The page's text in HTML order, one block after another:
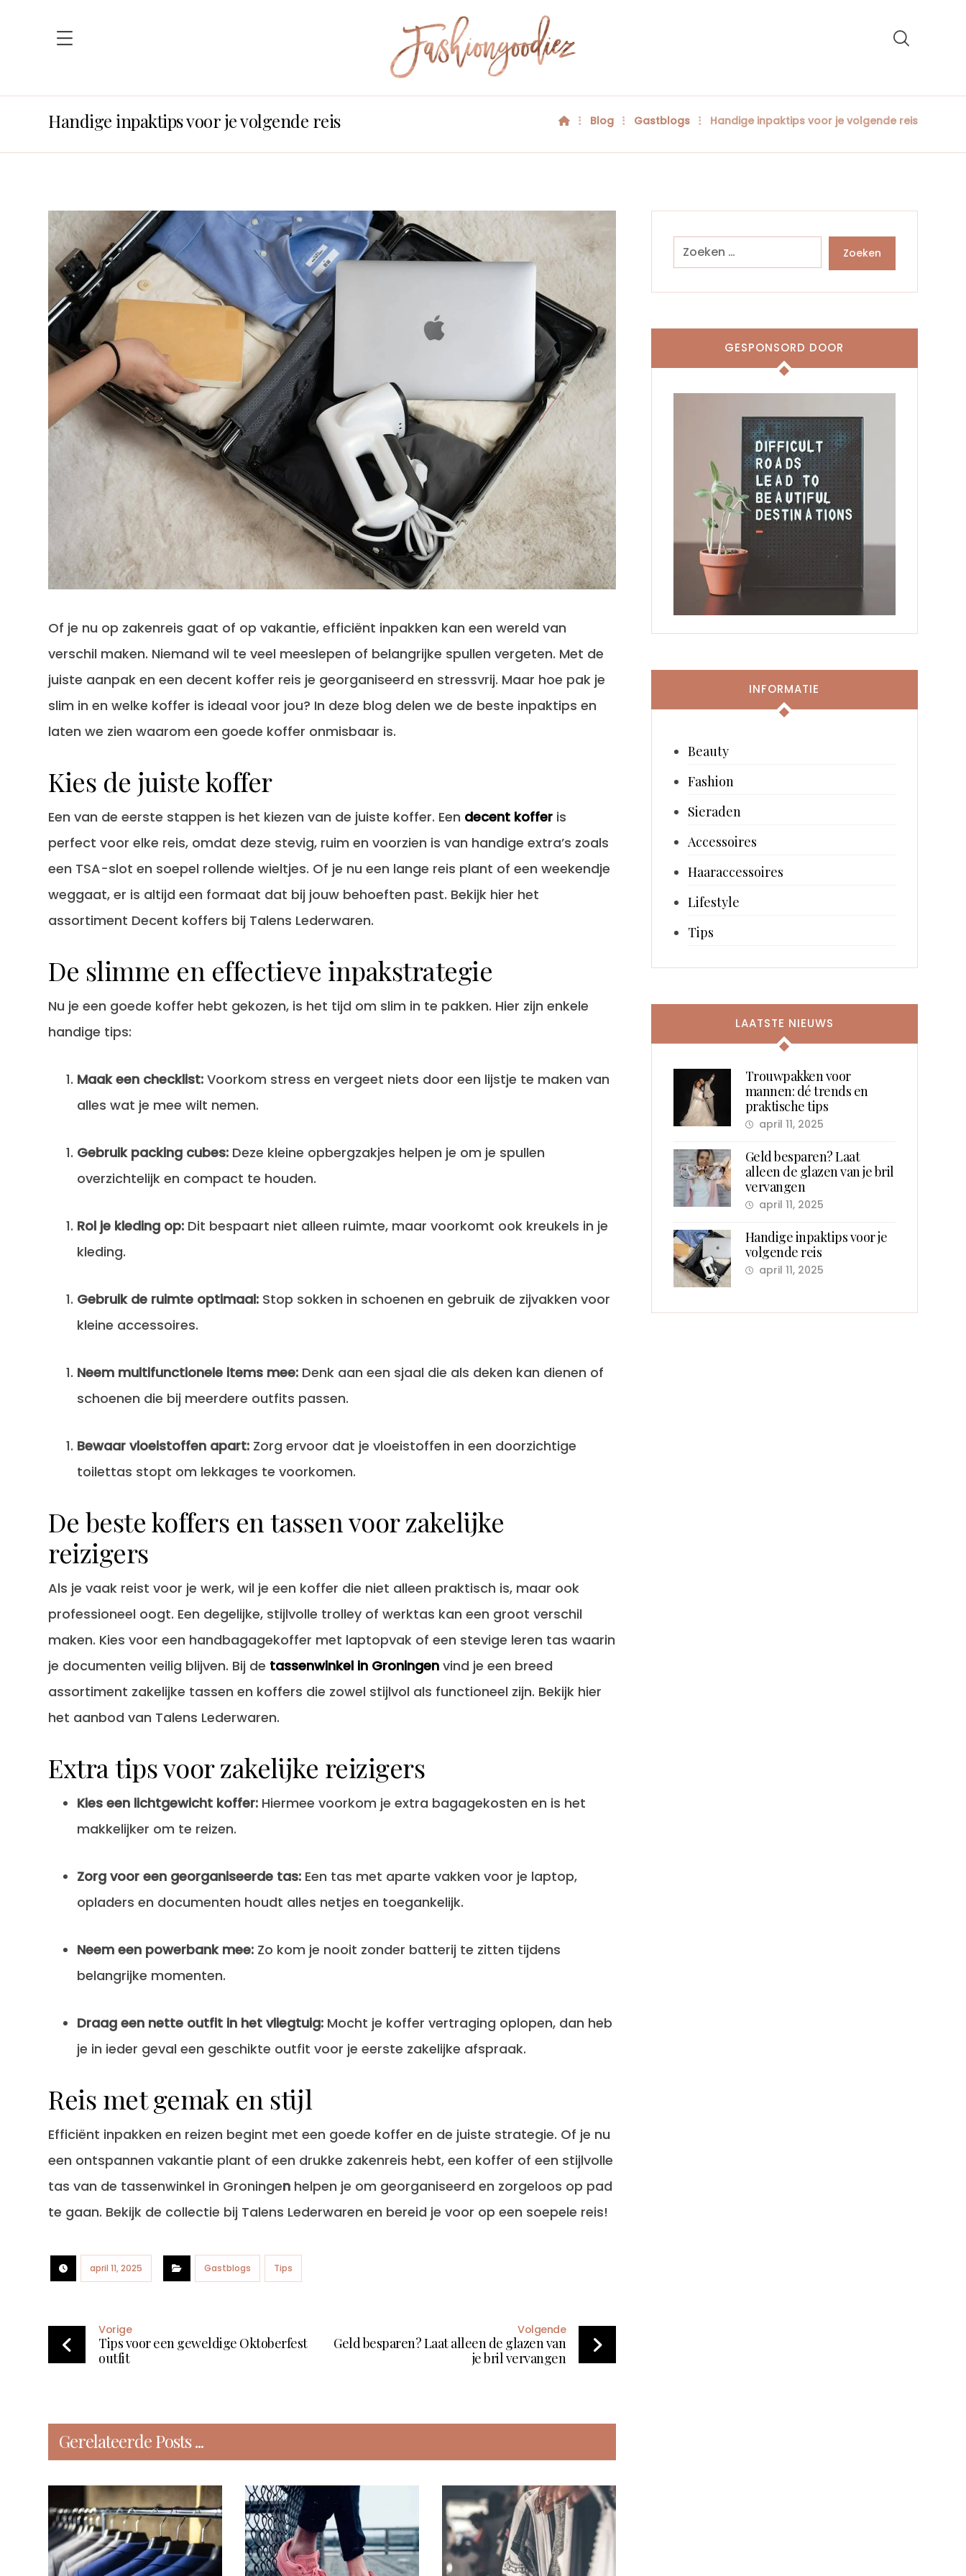
Handige inpaktips voor je volgende reis Blog Gastblogs Handige inpaktips voor je volgende reis
Of je nu op zakenreis gaat of op vakantie, efficiënt inpakken kan een wereld van
verschil maken. Niemand wil te veel meeslepen of belangrijke spullen vergeten. Met de
juiste aanpak en een decent koffer reis je georganiseerd en stressvrij. Maar hoe pak je
slim in en welke koffer is ideaal voor jou? In deze blog delen we de beste inpaktips en
laten we zien waarom een goede koffer onmisbaar is.
Kies de juiste koffer
Een van de eerste stappen is het kiezen van de juiste koffer. Een decent koffer is
perfect voor elke reis, omdat deze stevig, ruim en voorzien is van handige extra’s zoals
een TSA-slot en soepel rollende wieltjes. Of je nu een lange reis plant of een weekendje
weggaat, er is altijd een formaat dat bij jouw behoeften past. Bekijk hier het
assortiment Decent koffers bij Talens Lederwaren.
De slimme en effectieve inpakstrategie
Nu je een goede koffer hebt gekozen, is het tijd om slim in te pakken. Hier zijn enkele
handige tips:
Maak een checklist: Voorkom stress en vergeet niets door een lijstje te maken van
alles wat je mee wilt nemen.
Gebruik packing cubes: Deze kleine opbergzakjes helpen je om je spullen
overzichtelijk en compact te houden.
Rol je kleding op: Dit bespaart niet alleen ruimte, maar voorkomt ook kreukels in je
kleding.
Gebruik de ruimte optimaal: Stop sokken in schoenen en gebruik de zijvakken voor
kleine accessoires.
Neem multifunctionele items mee: Denk aan een sjaal die als deken kan dienen of
schoenen die bij meerdere outfits passen.
Bewaar vloeistoffen apart: Zorg ervoor dat je vloeistoffen in een doorzichtige
toilettas stopt om lekkages te voorkomen.
De beste koffers en tassen voor zakelijke
reizigers
Als je vaak reist voor je werk, wil je een koffer die niet alleen praktisch is, maar ook
professioneel oogt. Een degelijke, stijlvolle trolley of werktas kan een groot verschil
maken. Kies voor een handbagagekoffer met laptopvak of een stevige leren tas waarin
je documenten veilig blijven. Bij de tassenwinkel in Groningen vind je een breed
assortiment zakelijke tassen en koffers die zowel stijlvol als functioneel zijn. Bekijk hier
het aanbod van Talens Lederwaren.
Extra tips voor zakelijke reizigers
Kies een lichtgewicht koffer: Hiermee voorkom je extra bagagekosten en is het
makkelijker om te reizen.
Zorg voor een georganiseerde tas: Een tas met aparte vakken voor je laptop,
opladers en documenten houdt alles netjes en toegankelijk.
Neem een powerbank mee: Zo kom je nooit zonder batterij te zitten tijdens
belangrijke momenten.
Draag een nette outfit in het vliegtuig: Mocht je koffer vertraging oplopen, dan heb
je in ieder geval een geschikte outfit voor je eerste zakelijke afspraak.
Reis met gemak en stijl
Efficiënt inpakken en reizen begint met een goede koffer en de juiste strategie. Of je nu
een ontspannen vakantie plant of een drukke zakenreis hebt, een koffer of een stijlvolle
tas van de tassenwinkel in Groningen helpen je om georganiseerd en zorgeloos op pad
te gaan. Bekijk de collectie bij Talens Lederwaren en bereid je voor op een soepele reis!
april 11, 2025 Gastblogs Tips
Vorige
Tips voor een geweldige Oktoberfest
outfit
Volgende
Geld besparen? Laat alleen de glazen van
je bril vervangen
Gerelateerde Posts ...
Zoeken
GESPONSORD DOOR
INFORMATIE
Beauty
Fashion
Sieraden
Accessoires
Haaraccessoires
Lifestyle
Tips
LAATSTE NIEUWS
Trouwpakken voor
mannen: dé trends en
praktische tips
april 11, 2025
Geld besparen? Laat
alleen de glazen van je bril
vervangen
april 11, 2025
Handige inpaktips voor je
volgende reis
april 11, 2025